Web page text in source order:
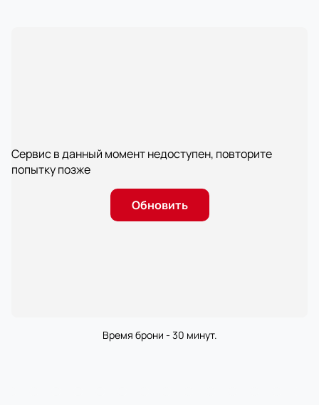
Сервис в данный момент недоступен, повторите
попытку позже
Обновить
Время брони - 30 минут.